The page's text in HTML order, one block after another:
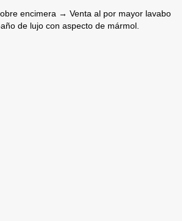
encimera → Venta al por mayor lavabo
de lujo con aspecto de mármol.